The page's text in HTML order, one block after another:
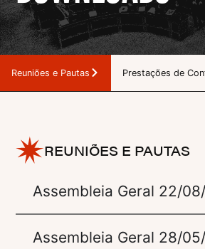
Reuniões e Pautas Prestações de
REUNIÕES E PAUTAS
Assembleia Geral 22/
Assembleia Geral 28/